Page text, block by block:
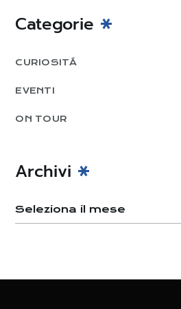
Categorie
CURIOSITÁ
EVENTI
ON TOUR
Archivi